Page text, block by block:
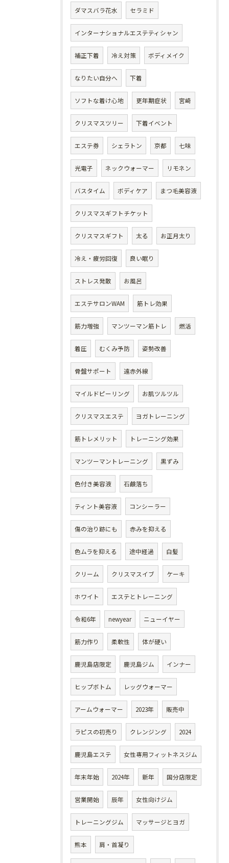
ダマスバラ花水 セラミド
インターナショナルエステティシャン
補正下着 冷え対策 ボディメイク
なりたい自分へ 下着
ソフトな着け心地 更年期症状 宮崎
クリスマスツリー 下着イベント
エステ券 シェラトン 京都 七味
光電子 ネックウォーマー リモネン
バスタイム ボディケア まつ毛美容液
クリスマスギフトチケット
クリスマスギフト 太る お正月太り
冷え・疲労回復 良い眠り
ストレス発散 お風呂
エステサロンWAM 筋トレ効果
筋力増強 マンツーマン筋トレ 燃活
着圧 むくみ予防 姿勢改善
骨盤サポート 遠赤外線
マイルドピーリング お肌ツルツル
クリスマスエステ ヨガトレーニング
筋トレメリット トレーニング効果
マンツーマントレーニング 黒ずみ
色付き美容液 石鹸落ち
ティント美容液 コンシーラー
傷の治り跡にも 赤みを抑える
色ムラを抑える 途中経過 白髪
クリーム クリスマスイブ ケーキ
ホワイト エステとトレーニング
令和6年 newyear ニューイヤー
筋力作り 柔軟性 体が硬い
鹿児島店限定 鹿児島ジム インナー
ヒップボトム レッグウォーマー
アームウォーマー 2023年 販売中
ラピスの初売り クレンジング 2024
鹿児島エステ 女性専用フィットネスジム
年末年始 2024年 新年 国分店限定
営業開始 辰年 女性向けジム
トレーニングジム マッサージとヨガ
熊本 肩・首凝り